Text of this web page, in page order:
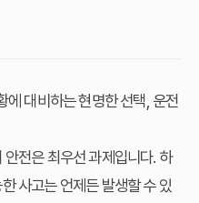
에 대비하는 현명한 선택, 운전
전은 최우선 과제입니다. 하
사고는 언제든 발생할 수 있